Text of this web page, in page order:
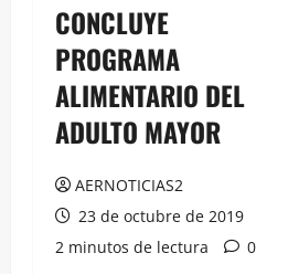
CONCLUYE
PROGRAMA
ALIMENTARIO DEL
ADULTO MAYOR
AERNOTICIAS2
23 de octubre de 2019
2 minutos de lectura
0